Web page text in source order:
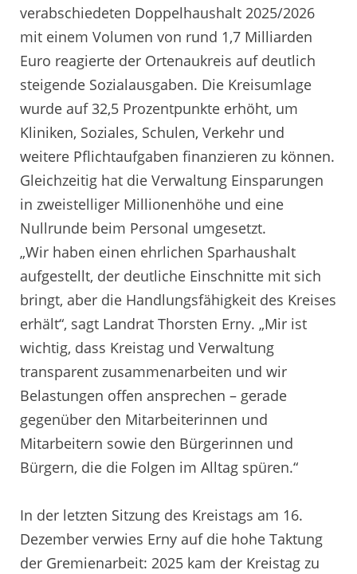
verabschiedeten Doppelhaushalt 2025/2026
mit einem Volumen von rund 1,7 Milliarden
Euro reagierte der Ortenaukreis auf deutlich
steigende Sozialausgaben. Die Kreisumlage
wurde auf 32,5 Prozentpunkte erhöht, um
Kliniken, Soziales, Schulen, Verkehr und
weitere Pflichtaufgaben finanzieren zu können.
Gleichzeitig hat die Verwaltung Einsparungen
in zweistelliger Millionenhöhe und eine
Nullrunde beim Personal umgesetzt.
„Wir haben einen ehrlichen Sparhaushalt
aufgestellt, der deutliche Einschnitte mit sich
bringt, aber die Handlungsfähigkeit des Kreises
erhält“, sagt Landrat Thorsten Erny. „Mir ist
wichtig, dass Kreistag und Verwaltung
transparent zusammenarbeiten und wir
Belastungen offen ansprechen – gerade
gegenüber den Mitarbeiterinnen und
Mitarbeitern sowie den Bürgerinnen und
Bürgern, die die Folgen im Alltag spüren.“
In der letzten Sitzung des Kreistags am 16.
Dezember verwies Erny auf die hohe Taktung
der Gremienarbeit: 2025 kam der Kreistag zu